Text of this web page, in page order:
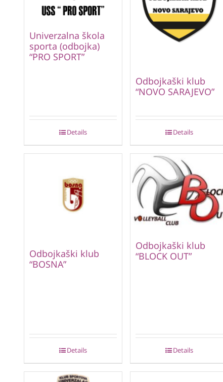
Univerzalna škola
sporta (odbojka)
“PRO SPORT”
Details
Odbojkaški klub
“NOVO SARAJEVO”
Details
Odbojkaški klub
“BOSNA”
Details
Odbojkaški klub
“BLOCK OUT”
Details